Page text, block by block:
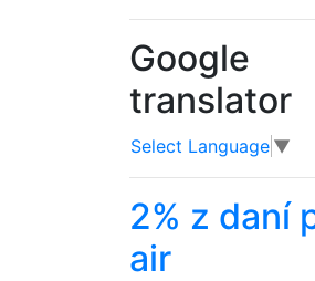
Google
translator
Select Language ▼
2% z daní
air